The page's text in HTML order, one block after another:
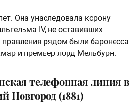
Она унаследовала корону
IV, не оставивших
рядом были баронесса
и премьер лорд Мельбурн.
телефонная линия в
Новгород (1881)